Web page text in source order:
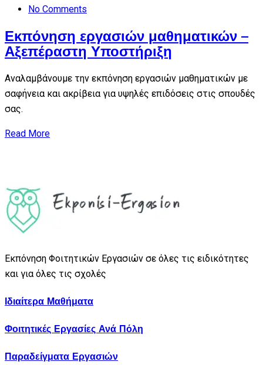
No Comments
Εκπόνηση εργασιών μαθηματικών –
Αξεπέραστη Υποστήριξη
Αναλαμβάνουμε την εκπόνηση εργασιών μαθηματικών με
σαφήνεια και ακρίβεια για υψηλές επιδόσεις στις σπουδές
σας.
Read More
Εκπόνηση Φοιτητικών Εργασιών σε όλες τις ειδικότητες
και για όλες τις σχολές
Ιδιαίτερα Μαθήματα
Φοιτητικές Εργασίες Ανά Πόλη
Παραδείγματα Εργασιών